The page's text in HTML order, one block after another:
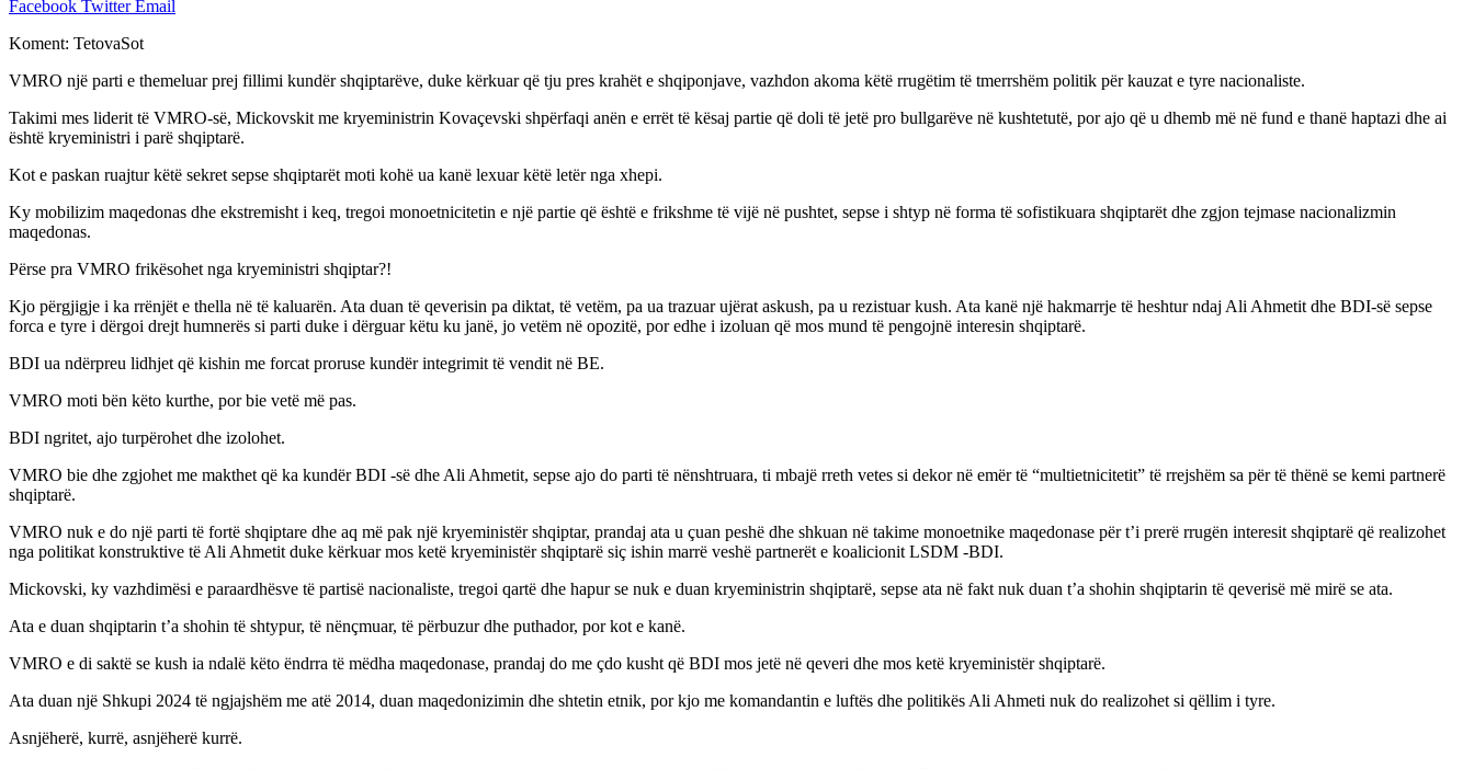
Facebook Twitter Email
Koment: TetovaSot
VMRO një parti e themeluar prej fillimi kundër shqiptarëve, duke kërkuar që tju pres krahët e shqiponjave, vazhdon akoma këtë rrugëtim të tmerrshëm politik për kauzat e tyre nacionaliste.
Takimi mes liderit të VMRO-së, Mickovskit me kryeministrin Kovaçevski shpërfaqi anën e errët të kësaj partie që doli të jetë pro bullgarëve në kushtetutë, por ajo që u dhemb më në fund e thanë haptazi dhe ai
është kryeministri i parë shqiptarë.
Kot e paskan ruajtur këtë sekret sepse shqiptarët moti kohë ua kanë lexuar këtë letër nga xhepi.
Ky mobilizim maqedonas dhe ekstremisht i keq, tregoi monoetnicitetin e një partie që është e frikshme të vijë në pushtet, sepse i shtyp në forma të sofistikuara shqiptarët dhe zgjon tejmase nacionalizmin
maqedonas.
Përse pra VMRO frikësohet nga kryeministri shqiptar?!
Kjo përgjigje i ka rrënjët e thella në të kaluarën. Ata duan të qeverisin pa diktat, të vetëm, pa ua trazuar ujërat askush, pa u rezistuar kush. Ata kanë një hakmarrje të heshtur ndaj Ali Ahmetit dhe BDI-së sepse
forca e tyre i dërgoi drejt humnerës si parti duke i dërguar këtu ku janë, jo vetëm në opozitë, por edhe i izoluan që mos mund të pengojnë interesin shqiptarë.
BDI ua ndërpreu lidhjet që kishin me forcat proruse kundër integrimit të vendit në BE.
VMRO moti bën këto kurthe, por bie vetë më pas.
BDI ngritet, ajo turpërohet dhe izolohet.
VMRO bie dhe zgjohet me makthet që ka kundër BDI -së dhe Ali Ahmetit, sepse ajo do parti të nënshtruara, ti mbajë rreth vetes si dekor në emër të “multietnicitetit” të rrejshëm sa për të thënë se kemi partnerë
shqiptarë.
VMRO nuk e do një parti të fortë shqiptare dhe aq më pak një kryeministër shqiptar, prandaj ata u çuan peshë dhe shkuan në takime monoetnike maqedonase për t’i prerë rrugën interesit shqiptarë që realizohet
nga politikat konstruktive të Ali Ahmetit duke kërkuar mos ketë kryeministër shqiptarë siç ishin marrë veshë partnerët e koalicionit LSDM -BDI.
Mickovski, ky vazhdimësi e paraardhësve të partisë nacionaliste, tregoi qartë dhe hapur se nuk e duan kryeministrin shqiptarë, sepse ata në fakt nuk duan t’a shohin shqiptarin të qeverisë më mirë se ata.
Ata e duan shqiptarin t’a shohin të shtypur, të nënçmuar, të përbuzur dhe puthador, por kot e kanë.
VMRO e di saktë se kush ia ndalë këto ëndrra të mëdha maqedonase, prandaj do me çdo kusht që BDI mos jetë në qeveri dhe mos ketë kryeministër shqiptarë.
Ata duan një Shkupi 2024 të ngjajshëm me atë 2014, duan maqedonizimin dhe shtetin etnik, por kjo me komandantin e luftës dhe politikës Ali Ahmeti nuk do realizohet si qëllim i tyre.
Asnjëherë, kurrë, asnjëherë kurrë.